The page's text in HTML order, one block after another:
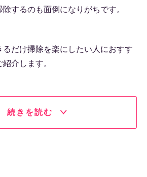
するのも面倒になりがちです。
るだけ掃除を楽にしたい人におすす
介します。
続きを読む